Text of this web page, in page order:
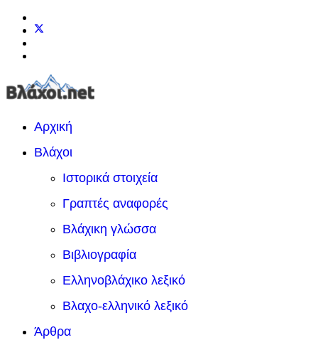
Αρχική
Βλάχοι
Ιστορικά στοιχεία
Γραπτές αναφορές
Βλάχικη γλώσσα
Βιβλιογραφία
Ελληνοβλάχικο λεξικό
Βλαχο-ελληνικό λεξικό
Άρθρα